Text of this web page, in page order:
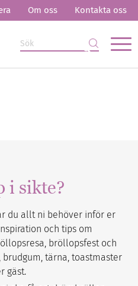
Om oss Kontakta oss
i sikte?
du allt ni behöver inför er
och tips om
bröllopsfest och
tärna, toastmaster
gäst.